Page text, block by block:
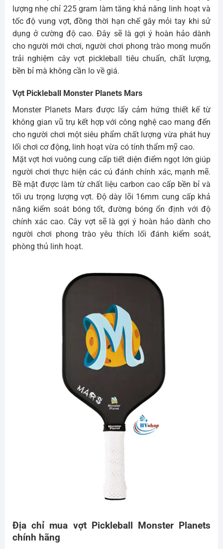
lượng nhẹ chỉ 225 gram làm tăng khả năng linh hoạt và
tốc độ vung vợt, đồng thời hạn chế gây mỏi tay khi sử
dụng ở cường độ cao. Đây sẽ là gợi ý hoàn hảo dành
cho người mới chơi, người chơi phong trào mong muốn
trải nghiệm cây vợt pickleball tiêu chuẩn, chất lượng,
bền bỉ mà không cần lo về giá.
Vợt Pickleball Monster Planets Mars
Monster Planets Mars được lấy cảm hứng thiết kế từ
không gian vũ trụ kết hợp với công nghệ cao mang đến
cho người chơi một siêu phẩm chất lượng vừa phát huy
lối chơi cơ động, linh hoạt vừa có tính thẩm mỹ cao.
Mặt vợt hơi vuông cung cấp tiết diện điểm ngọt lớn giúp
người chơi thực hiện các cú đánh chính xác, mạnh mẽ.
Bề mặt được làm từ chất liệu carbon cao cấp bền bỉ và
tối ưu trọng lượng vợt. Độ dày lõi 16mm cung cấp khả
năng kiểm soát bóng tốt, đường bóng ổn định với độ
chính xác cao. Cây vợt sẽ là gợi ý hoàn hảo dành cho
người chơi phong trào yêu thích lối đánh kiểm soát,
phòng thủ linh hoạt.
Địa chỉ mua vợt Pickleball Monster Planets
chính hãng